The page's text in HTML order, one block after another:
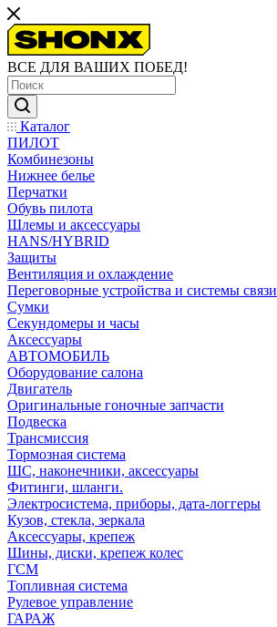
ВСЕ ДЛЯ ВАШИХ ПОБЕД!
Каталог
ПИЛОТ
Комбинезоны
Нижнее белье
Перчатки
Обувь пилота
Шлемы и аксессуары
HANS/HYBRID
Защиты
Вентиляция и охлаждение
Переговорные устройства и системы связи
Сумки
Секундомеры и часы
Аксессуары
АВТОМОБИЛЬ
Оборудование салона
Двигатель
Оригинальные гоночные запчасти
Подвеска
Трансмиссия
Тормозная система
ШС, наконечники, аксессуары
Фитинги, шланги.
Электросистема, приборы, дата-логгеры
Кузов, стекла, зеркала
Аксессуары, крепеж
Шины, диски, крепеж колес
ГСМ
Топливная система
Рулевое управление
ГАРАЖ